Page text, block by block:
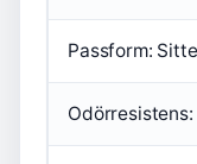
Passform: